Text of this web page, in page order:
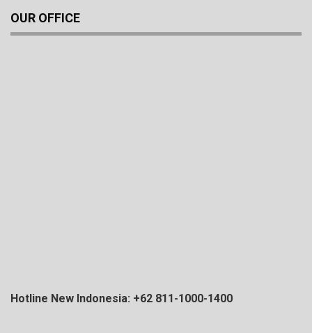
OUR OFFICE
Hotline New Indonesia: +62 811-1000-1400